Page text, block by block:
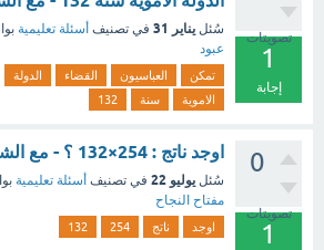
تصويتات
1
إجابة
سُئل يناير 31 في تصنيف أسئلة تعليمية
عبود
تمكن العباسيون القضاء
الدولة
الاموية
سنة 132
0
تصويتات
1
اوجد ناتج : 254×132 ؟ - مع الشرح
سُئل يوليو 22 في تصنيف أسئلة تعليمية
مفتاح النجاح
اوجد ناتج 254
132